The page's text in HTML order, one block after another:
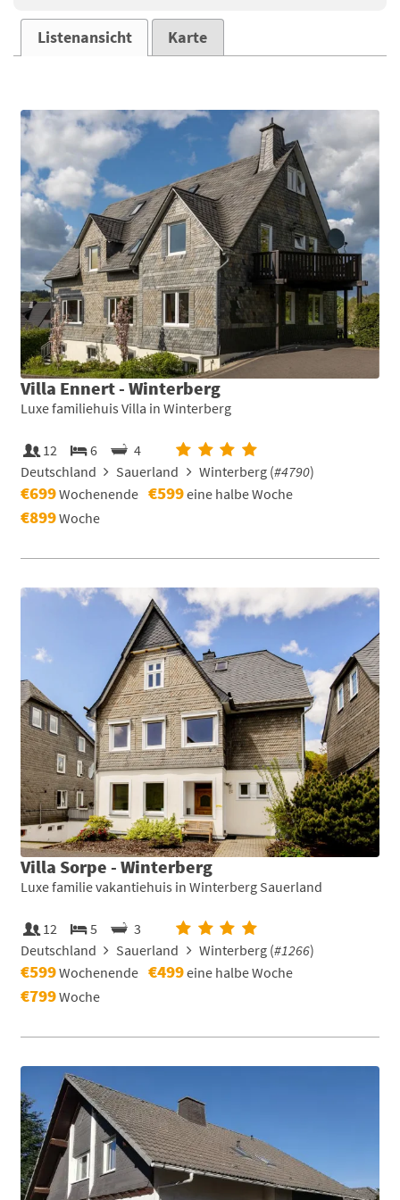
Listenansicht Karte
Villa Ennert - Winterberg
Luxe familiehuis Villa in Winterberg
12 6
4
Deutschland
Sauerland Winterberg (#4790)
€699Wochenende €599eine halbe Woche
€899Woche
Villa Sorpe - Winterberg
Luxe familie vakantiehuis in Winterberg Sauerland
12 5
3
Deutschland
Sauerland Winterberg (#1266)
€599Wochenende €499eine halbe Woche
€799Woche